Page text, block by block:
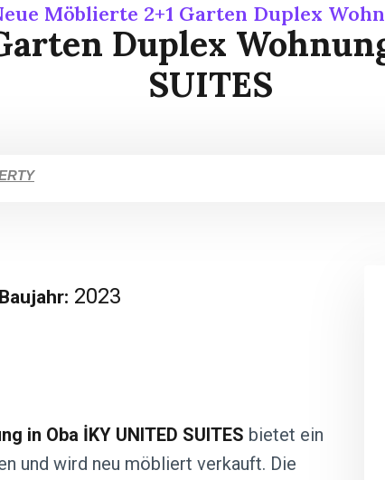
Möblierte 2+1 Garten Duplex
Duplex
SUITES
Baujahr: 2023
in Oba İKY UNITED SUITES bietet ein
und wird neu möbliert verkauft. Die